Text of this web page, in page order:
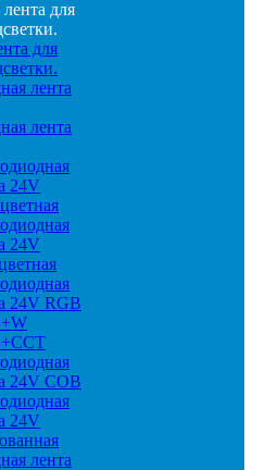
для
лента
лента
24V
24V
24V RGB
24V COB
24V
лента